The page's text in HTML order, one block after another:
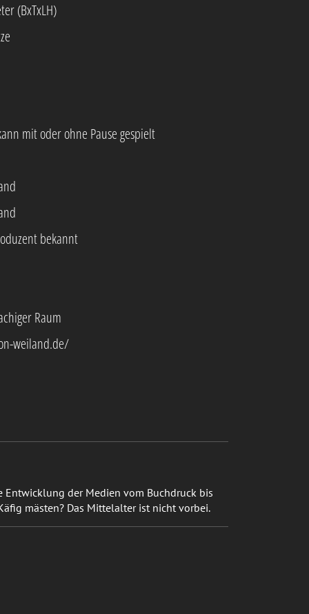
(BxTxLH)
mit oder ohne Pause gespielt
bekannt
Raum
weiland.de/
Entwicklung der Medien vom Buchdruck bis
mästen? Das Mittelalter ist nicht vorbei.